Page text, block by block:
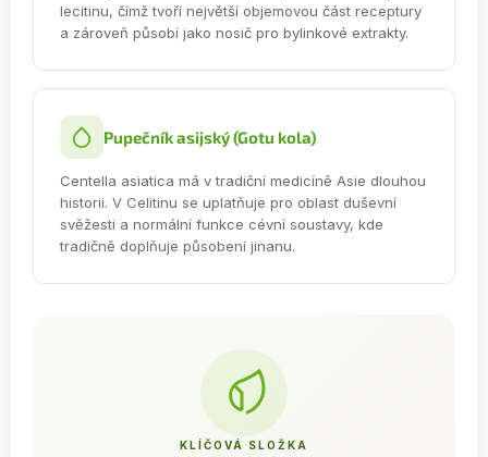
lecitinu, čímž tvoří největší objemovou část receptury
a zároveň působí jako nosič pro bylinkové extrakty.
Pupečník asijský (Gotu kola)
Centella asiatica má v tradiční medicíně Asie dlouhou
historii. V Celitinu se uplatňuje pro oblast duševní
svěžesti a normální funkce cévní soustavy, kde
tradičně doplňuje působení jinanu.
KLÍČOVÁ SLOŽKA